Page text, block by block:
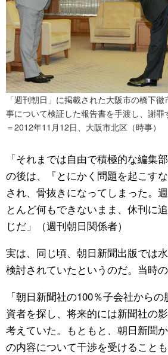
「週刊朝日」に掲載された大阪市の橋下
事について検証した報告書を手渡し、謝罪
＝2012年11月12日、大阪市北区（時事）
「それまでは自由で積極的な編集
の後は、『とにかく問題を起こす
され、骨抜きになってしまった。
とんど何もできないまま、休刊に
じだ」（週刊朝日関係者）
実は、同じ頃、朝日新聞出版では
検討されていたというのだ。当時の
「朝日新聞社の100％子会社から
資者を探し、将来的には新聞社の
考えていた。もともと、朝日新聞
の内容について干渉を受けること